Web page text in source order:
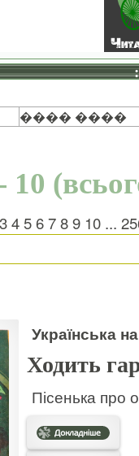
���� ����
3456789 10 ...
Українська
Ходить
Пісенька про